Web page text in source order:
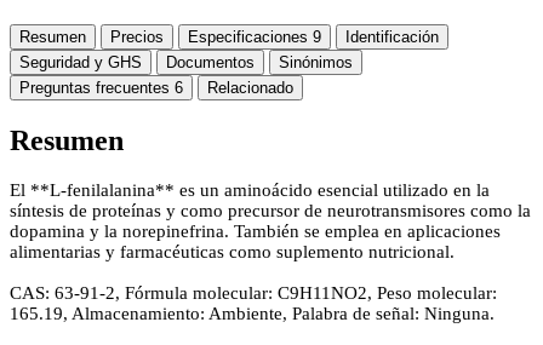
Resumen Precios Especificaciones 9
Identificación
Seguridad y GHS
Documentos
Sinónimos
Preguntas frecuentes 6 Relacionado
Resumen
El **L-fenilalanina** es un aminoácido esencial utilizado en la
síntesis de proteínas y como precursor de neurotransmisores como la
dopamina y la norepinefrina. También se emplea en aplicaciones
alimentarias y farmacéuticas como suplemento nutricional.
CAS: 63-91-2, Fórmula molecular: C9H11NO2, Peso molecular:
165.19, Almacenamiento: Ambiente, Palabra de señal: Ninguna.